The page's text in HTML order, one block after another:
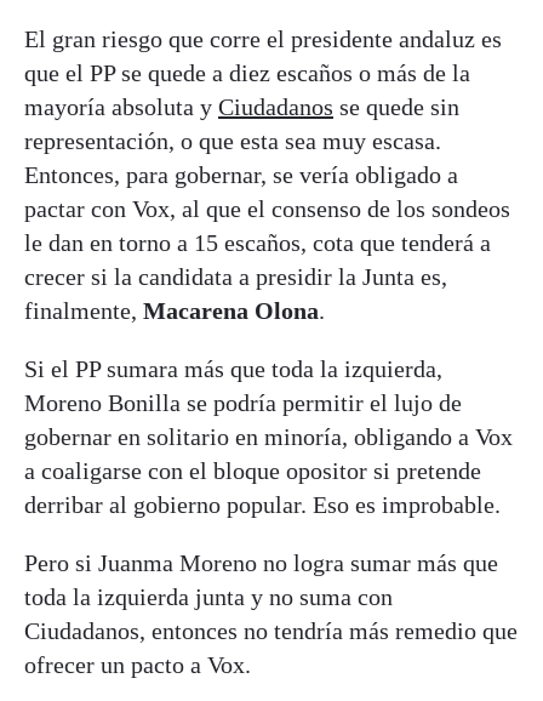
El gran riesgo que corre el presidente andaluz es
que el PP se quede a diez escaños o más de la
mayoría absoluta y Ciudadanos se quede sin
representación, o que esta sea muy escasa.
Entonces, para gobernar, se vería obligado a
pactar con Vox, al que el consenso de los sondeos
le dan en torno a 15 escaños, cota que tenderá a
crecer si la candidata a presidir la Junta es,
finalmente, Macarena Olona.
Si el PP sumara más que toda la izquierda,
Moreno Bonilla se podría permitir el lujo de
gobernar en solitario en minoría, obligando a Vox
a coaligarse con el bloque opositor si pretende
derribar al gobierno popular. Eso es improbable.
Pero si Juanma Moreno no logra sumar más que
toda la izquierda junta y no suma con
Ciudadanos, entonces no tendría más remedio que
ofrecer un pacto a Vox.